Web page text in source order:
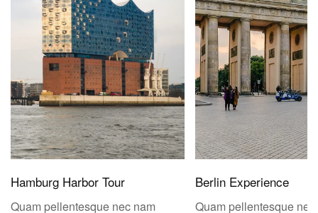
Hamburg Harbor Tour
Quam pellentesque nec nam
Berlin Experience
Quam pellentesque nec